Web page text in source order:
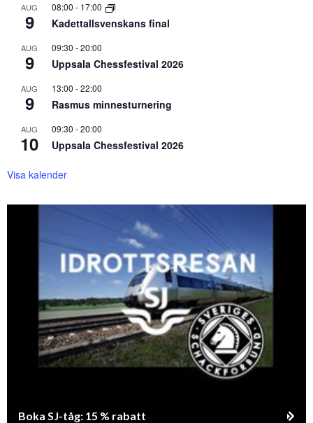
AUG
9
08:00 - 17:00
Kadettallsvenskans final
AUG
9
09:30 -20:00
Uppsala Chessfestival 2026
AUG
9
13:00 -22:00
Rasmus minnesturnering
AUG
10
09:30 -20:00
Uppsala Chessfestival 2026
Visa kalender
Boka SJ-tåg: 15 % rabatt